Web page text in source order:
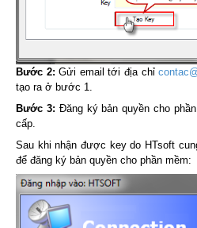
Bước 2: Gửi email tới địa chỉ
tạo ra ở bước 1.
Bước 3: Đăng ký bản quyền cho
cấp.
Sau khi nhận được key do HTsoft
để đăng ký bản quyền cho phần mềm: